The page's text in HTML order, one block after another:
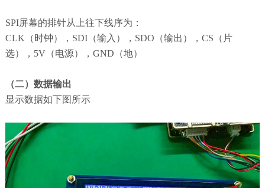
SPI屏幕的排针从上往下线序为：
CLK（时钟），SDI（输入），SDO（输出），CS（片
选），5V（电源），GND（地）
（二）数据输出
显示数据如下图所示